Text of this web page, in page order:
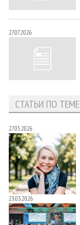
27.07.2026
СТАТЬИ ПО ТЕМЕ
27.05.2026
23.03.2026